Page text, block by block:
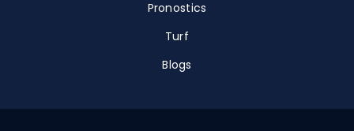
Pronostics
Turf
Blogs